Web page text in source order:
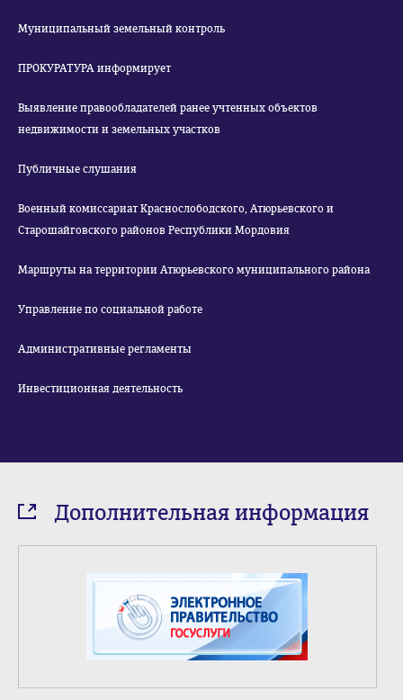
Муниципальный земельный контроль
ПРОКУРАТУРА информирует
Выявление правообладателей ранее учтенных объектов
недвижимости и земельных участков
Публичные слушания
Военный комиссариат Краснослободского, Атюрьевского и
Старошайговского районов Республики Мордовия
Маршруты на территории Атюрьевского муниципального района
Управление по социальной работе
Административные регламенты
Инвестиционная деятельность
Дополнительная информация